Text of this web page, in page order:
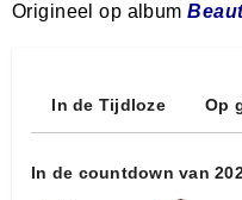
Origineel op album
In de Tijdloze Op
In de countdown van